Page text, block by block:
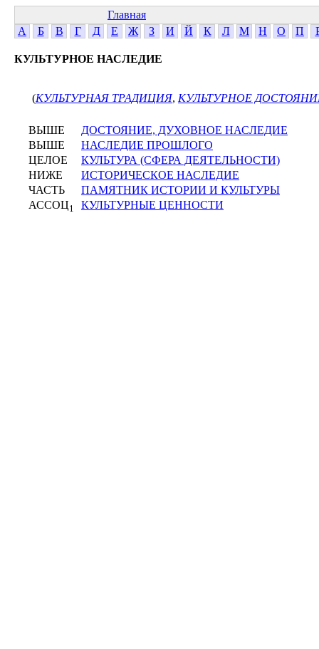
Главная
А
Б В Г Д Е Ж З И Й К Л М Н О П
КУЛЬТУРНОЕ НАСЛЕДИЕ
(КУЛЬТУРНАЯ ТРАДИЦИЯ, КУЛЬТУРНОЕ
ВЫШЕ
ДОСТОЯНИЕ, ДУХОВНОЕ НАСЛЕДИЕ
ВЫШЕ
НАСЛЕДИЕ ПРОШЛОГО
ЦЕЛОЕ
КУЛЬТУРА (СФЕРА ДЕЯТЕЛЬНОСТИ)
НИЖЕ
ИСТОРИЧЕСКОЕ НАСЛЕДИЕ
ЧАСТЬ
ПАМЯТНИК ИСТОРИИ И КУЛЬТУРЫ
АССОЦ1 КУЛЬТУРНЫЕ ЦЕННОСТИ